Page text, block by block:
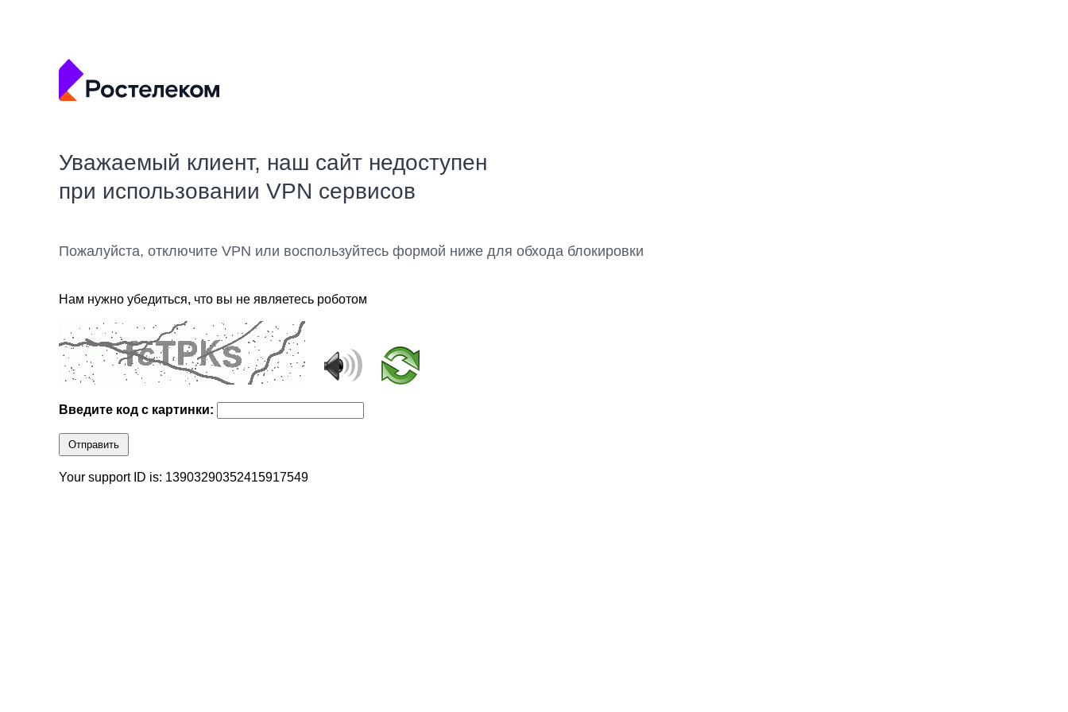
Уважаемый клиент, наш сайт недоступен
при использовании VPN сервисов
Пожалуйста, отключите VPN или воспользуйтесь формой ниже для обхода блокировки
Нам нужно убедиться, что вы не являетесь роботом
Введите код с картинки:
Отправить
Your support ID is: 13903290352415917549